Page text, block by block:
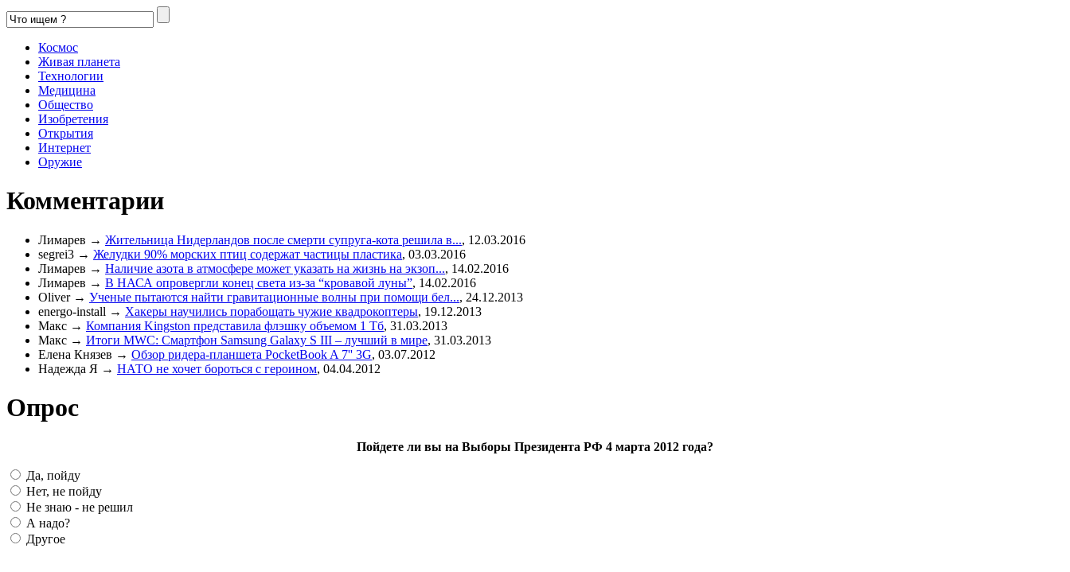
Космос
Живая планета
Технологии
Медицина
Общество
Изобретения
Открытия
Интернет
Оружие
Комментарии
Лимарев → Жительница Нидерландов после смерти супруга-кота решила в..., 12.03.2016
segrei3 → Желудки 90% морских птиц содержат частицы пластика, 03.03.2016
Лимарев → Наличие азота в атмосфере может указать на жизнь на экзоп..., 14.02.2016
Лимарев → В НАСА опровергли конец света из-за “кровавой луны”, 14.02.2016
Oliver→ Ученые пытаются найти гравитационные волны при помощи бел..., 24.12.2013
energo-install → Хакеры научились порабощать чужие квадрокоптеры, 19.12.2013
Макс → Компания Kingston представила флэшку объемом 1 Тб, 31.03.2013
Макс → Итоги MWC: Смартфон Samsung Galaxy S III – лучший в мире, 31.03.2013
Елена Князев → Обзор ридера-планшета PocketBook A 7'' 3G, 03.07.2012
Надежда Я → НАТО не хочет бороться с героином, 04.04.2012
Опрос
Пойдете ли вы на Выборы Президента РФ 4 марта 2012 года?
Да, пойду
Нет, не пойду
Не знаю - не решил
А надо?
Другое